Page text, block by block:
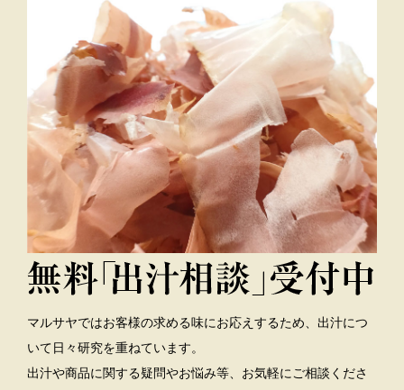
マルサヤではお客様の求める味にお応えするため、出汁につ
いて日々研究を重ねています。
出汁や商品に関する疑問やお悩み等、お気軽にご相談くださ